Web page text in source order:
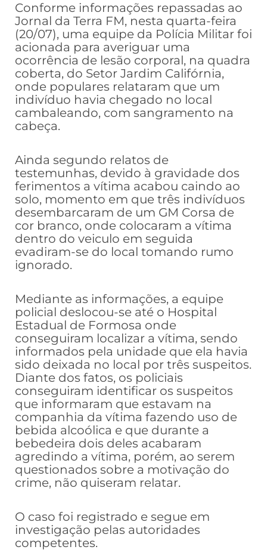
Conforme informações repassadas ao
Jornal da Terra FM, nesta quarta-feira
(20/07), uma equipe da Polícia Militar foi
acionada para averiguar uma
ocorrência de lesão corporal, na quadra
coberta, do Setor Jardim Califórnia,
onde populares relataram que um
indivíduo havia chegado no local
cambaleando, com sangramento na
cabeça.
Ainda segundo relatos de
testemunhas, devido à gravidade dos
ferimentos a vítima acabou caindo ao
solo, momento em que três indivíduos
desembarcaram de um GM Corsa de
cor branco, onde colocaram a vítima
dentro do veiculo em seguida
evadiram-se do local tomando rumo
ignorado.
Mediante as informações, a equipe
policial deslocou-se até o Hospital
Estadual de Formosa onde
conseguiram localizar a vítima, sendo
informados pela unidade que ela havia
sido deixada no local por três suspeitos.
Diante dos fatos, os policiais
conseguiram identificar os suspeitos
que informaram que estavam na
companhia da vítima fazendo uso de
bebida alcoólica e que durante a
bebedeira dois deles acabaram
agredindo a vítima, porém, ao serem
questionados sobre a motivação do
crime, não quiseram relatar.
O caso foi registrado e segue em
investigação pelas autoridades
competentes.